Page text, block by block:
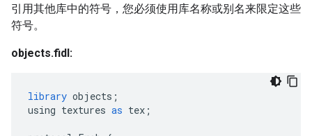
引用其他库中的符号，您必须使用库名称或别名来限定这些
符号。
objects.fidl:
library objects ;
using textures as tex ;